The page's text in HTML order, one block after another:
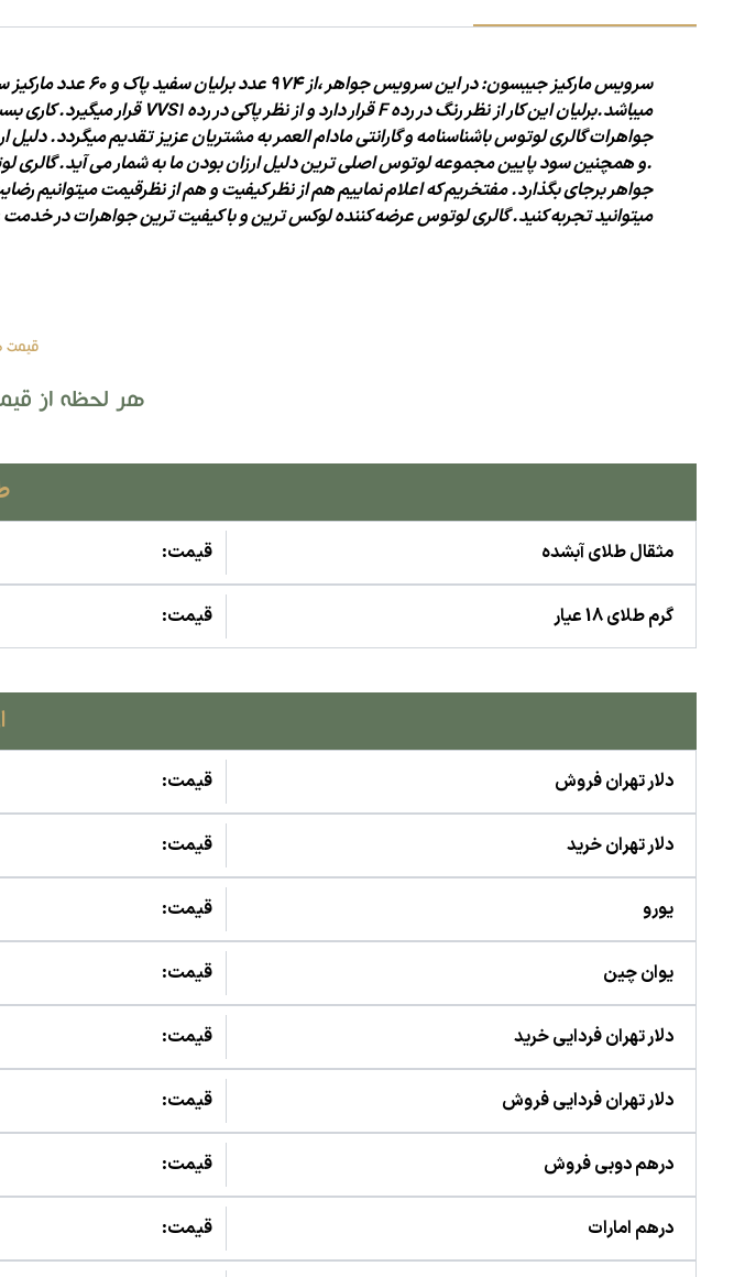
سرویس مارکیز جیبسون: در اینسرویسجواهر ،از 974 عدد برلیان سفید پاک و 60 عدد مارکیز سفید پاک با درخشش و
میباشد.برلیان این کار از نظر رنگ در رده F قرار دارد و از نظر پاکی در رده VVS1 قرار
میگیرد. کاری
جواهرات گالری لوتوس باشناسنامه و گارانتی مادام العمر به مشتریان عزیزتقدیم میگردد. دلیل
.و همچنین سود پایین مجموعهلوتوس اصلی ترین دلیل ارزان بودن ما به شمار می آید. گالری
جواهر برجای بگذارد. مفتخریم که اعلام نماییم هم از نظر کیفیت و هم از نظرقیمت میتوانیم
میتوانید تجربه کنید. گالری لوتوس عرضهکننده لوکس ترین و با کیفیت ترین جواهرات در خدمت
قیمت
هر لحظه از
مثقال طلای آبشده قیمت:
گرم طلای 18 عیار قیمت:
دلار تهران فروش قیمت:
دلار تهران خرید قیمت:
یورو قیمت:
یوان چین قیمت:
دلار تهران فردایی خرید قیمت:
دلار تهران فردایی فروش قیمت:
درهم دوبی فروش قیمت:
درهم امارات قیمت: